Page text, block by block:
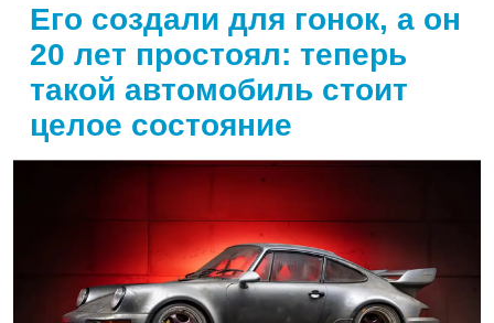
Его создали для гонок, а он
20 лет простоял: теперь
такой автомобиль стоит
целое состояние